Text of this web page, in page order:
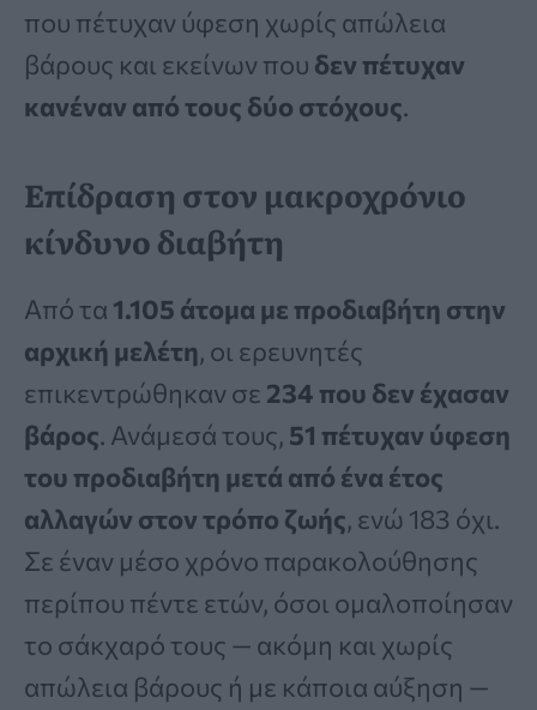
που πέτυχαν ύφεση χωρίς απώλεια
βάρους και εκείνων που δεν πέτυχαν
κανέναν από τους δύο στόχους.
Επίδραση στον μακροχρόνιο
κίνδυνο διαβήτη
Από τα 1.105 άτομα με προδιαβήτη στην
αρχική μελέτη, οι ερευνητές
επικεντρώθηκαν σε 234 που δεν έχασαν
βάρος. Ανάμεσά τους, 51 πέτυχαν ύφεση
του προδιαβήτη μετά από ένα έτος
αλλαγών στον τρόπο ζωής, ενώ 183 όχι.
Σε έναν μέσο χρόνο παρακολούθησης
περίπου πέντε ετών, όσοι ομαλοποίησαν
το σάκχαρό τους — ακόμη και χωρίς
απώλεια βάρους ή με κάποια αύξηση —